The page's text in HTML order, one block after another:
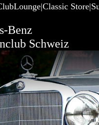
Classic Store
Benz
Schweiz